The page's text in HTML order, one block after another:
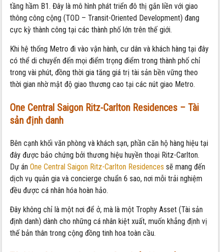
tầng hầm B1. Đây là mô hình phát triển đô thị gắn liền với giao
thông công cộng (TOD – Transit-Oriented Development) đang
cực kỳ thành công tại các thành phố lớn trên thế giới.
Khi hệ thống Metro đi vào vận hành, cư dân và khách hàng tại đây
có thể di chuyển đến mọi điểm trọng điểm trong thành phố chỉ
trong vài phút, đồng thời gia tăng giá trị tài sản bền vững theo
thời gian nhờ mật độ giao thương cao tại các nút giao Metro.
One Central Saigon Ritz-Carlton Residences – Tài
sản định danh
Bên cạnh khối văn phòng và khách sạn, phần căn hộ hàng hiệu tại
đây được bảo chứng bởi thương hiệu huyền thoại Ritz-Carlton.
Dự ánOne Central Saigon Ritz-Carlton Residences sẽ mang đến
dịch vụ quản gia và concierge chuẩn 6 sao, nơi mỗi trải nghiệm
đều được cá nhân hóa hoàn hảo.
Đây không chỉ là một nơi để ở, mà là một Trophy Asset (Tài sản
định danh) dành cho những cá nhân kiệt xuất, muốn khẳng định vị
thế bản thân trong cộng đồng tinh hoa toàn cầu.